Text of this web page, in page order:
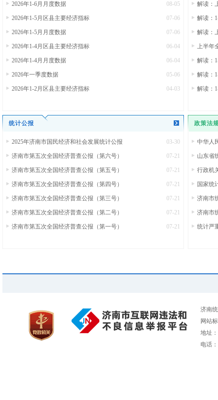
2026年1-6月月度数据 08-05
2026年1-5月区县主要经济指标 07-06
2026年1-5月月度数据 07-06
2026年1-4月区县主要经济指标 06-04
2026年1-4月月度数据 06-04
2026年一季度数据 05-06
2026年1-2月区县主要经济指标 04-03
解读：
解读：
解读：
上半年
解读：
解读：
解读：
统计公报
2025年济南市国民经济和社会发展统计公报 03-30
济南市第五次全国经济普查公报（第六号） 07-21
济南市第五次全国经济普查公报（第五号） 07-21
济南市第五次全国经济普查公报（第四号） 07-21
济南市第五次全国经济普查公报（第三号） 07-21
济南市第五次全国经济普查公报（第二号） 07-21
济南市第五次全国经济普查公报（第一号） 07-21
政策法
中华人
山东省
行政机
国家统
济南市
济南市
统计严
济南
网站
地址
电话